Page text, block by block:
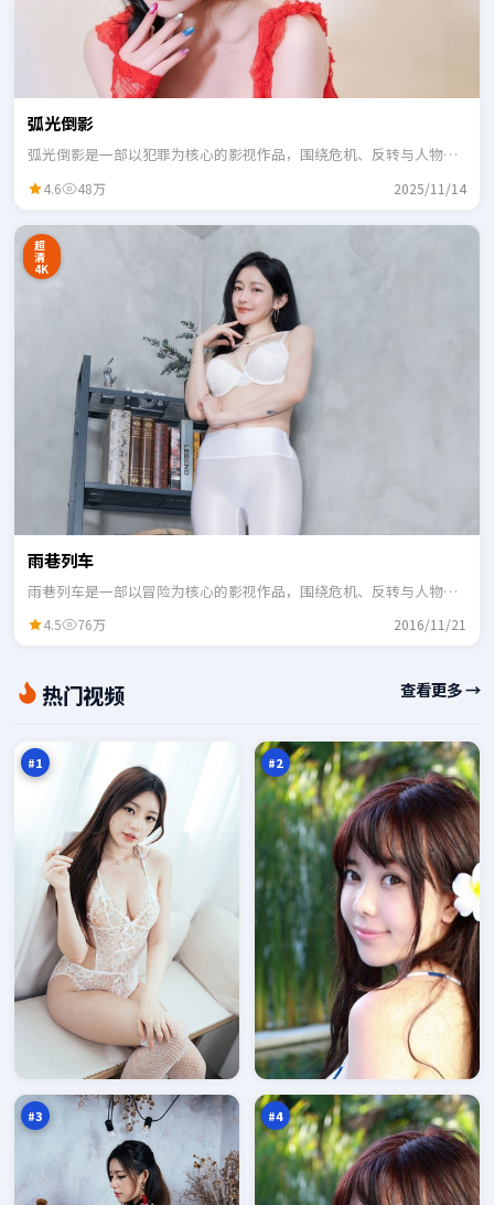
弧光倒影
弧光倒影是一部以犯罪为核心的影视作品，围绕危机、反转与人物成
4.6 48万 2025/11/14
超
清
4K
雨巷列车
雨巷列车是一部以冒险为核心的影视作品，围绕危机、反转与人物成
4.5 76万 2016/11/21
热门视频 查看更多 →
#1
市
默 98
#2
火
#3
凶万
#4
雨
巷
证
词
97
万